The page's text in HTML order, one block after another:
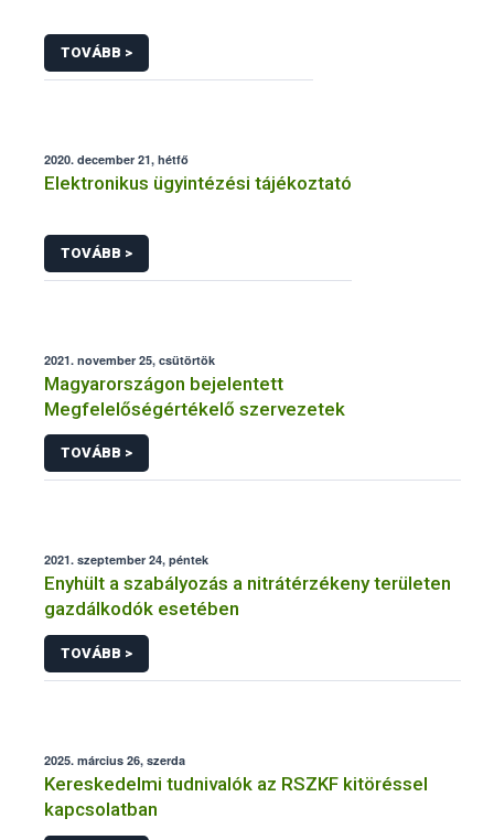
TOVÁBB >
2020. december 21, hétfő
Elektronikus ügyintézési tájékoztató
TOVÁBB >
2021. november 25, csütörtök
Magyarországon bejelentett
Megfelelőségértékelő szervezetek
TOVÁBB >
2021. szeptember 24, péntek
Enyhült a szabályozás a nitrátérzékeny területen
gazdálkodók esetében
TOVÁBB >
2025. március 26, szerda
Kereskedelmi tudnivalók az RSZKF kitöréssel
kapcsolatban